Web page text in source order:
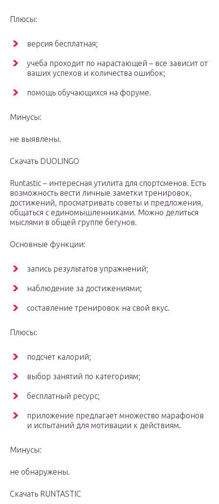
Плюсы:
версия бесплатная;
учеба проходит по нарастающей – все зависит от
ваших успехов и количества ошибок;
помощь обучающихся на форуме.
Минусы:
не выявлены.
Скачать DUOLINGO
Runtastic – интересная утилита для спортсменов. Есть
возможность вести личные заметки тренировок,
достижений, просматривать советы и предложения,
общаться с единомышленниками. Можно делиться
мыслями в общей группе бегунов.
Основные функции:
запись результатов упражнений;
наблюдение за достижениями;
составление тренировок на свой вкус.
Плюсы:
подсчет калорий;
выбор занятий по категориям;
бесплатный ресурс;
приложение предлагает множество марафонов
и испытаний для мотивации к действиям.
Минусы:
не обнаружены.
Скачать RUNTASTIC